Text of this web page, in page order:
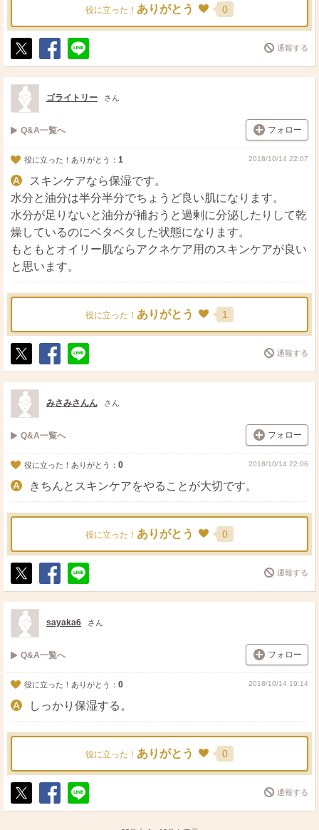
役に立った！ ありがとう 0
ポ
ス
ト
シ
ェ
送
る
通報する
ゴライトリー さん
Q&A一覧へ フォロー
役に立った！ありがとう： 1 2018/10/14 22:07
スキンケアなら保湿です。
水分と油分は半分半分でちょうど良い肌になります。
水分が足りないと油分が補おうと過剰に分泌したりして乾
燥しているのにベタベタした状態になります。
もともとオイリー肌ならアクネケア用のスキンケアが良い
と思います。
役に立った！ ありがとう 1
ポ
ス
ト
シ
ェ
送
る
通報する
みさみさんん さん
Q&A一覧へ フォロー
役に立った！ありがとう： 0 2018/10/14 22:06
きちんとスキンケアをやることが大切です。
役に立った！ ありがとう 0
ポ
ス
ト
シ
ェ
送
る
通報する
sayaka6 さん
Q&A一覧へ フォロー
役に立った！ありがとう： 0 2018/10/14 19:14
しっかり保湿する。
役に立った！ ありがとう 0
ポ
シ
送
通報する